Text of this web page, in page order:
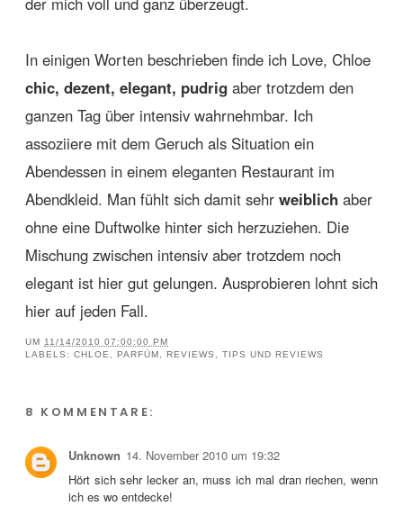
In einigen Worten beschrieben finde ich Love, Chloe
chic, dezent, elegant, pudrig aber trotzdem den
ganzen Tag über intensiv wahrnehmbar. Ich
assoziiere mit dem Geruch als Situation ein
Abendessen in einem eleganten Restaurant im
Abendkleid. Man fühlt sich damit sehr weiblich aber
ohne eine Duftwolke hinter sich herzuziehen. Die
Mischung zwischen intensiv aber trotzdem noch
elegant ist hier gut gelungen. Ausprobieren lohnt sich
hier auf jeden Fall.
UM 11/14/2010 07:00:00 PM
LABELS: CHLOE, PARFÜM, REVIEWS , TIPS UND REVIEWS
8 KOMMENTARE:
Unknown 14. November 2010 um 19:32
Hört sich sehr lecker an, muss ich mal dran riechen, wenn
ich es wo entdecke!